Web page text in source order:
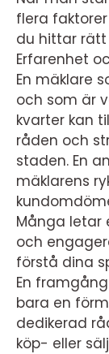
flera
du hittar rätt
Erfarenhet
En mäklare
och som är
kvarter kan
råden och
staden. En
mäklarens
Många letar
och
förstå dina
En
bara en
dedikerad
köp- eller